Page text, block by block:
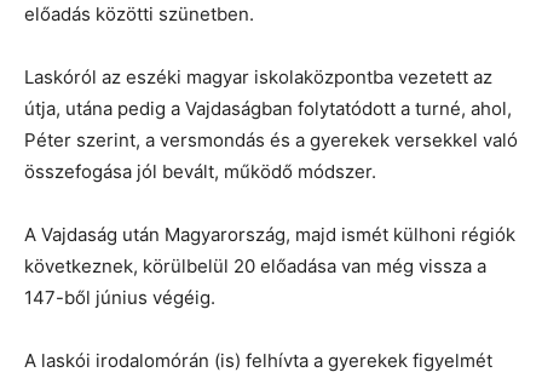
előadás közötti szünetben.
Laskóról az eszéki magyar iskolaközpontba vezetett az
útja, utána pedig a Vajdaságban folytatódott a turné, ahol,
Péter szerint, a versmondás és a gyerekek versekkel való
összefogása jól bevált, működő módszer.
A Vajdaság után Magyarország, majd ismét külhoni régiók
következnek, körülbelül 20 előadása van még vissza a
147-ből június végéig.
A laskói irodalomórán (is) felhívta a gyerekek figyelmét